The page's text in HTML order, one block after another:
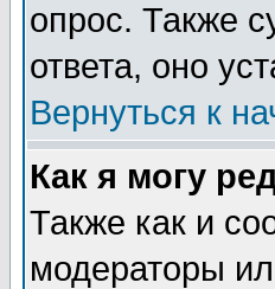
опрос. Также
ответа, оно
Вернуться к
Как я могу
Также как и
модераторы